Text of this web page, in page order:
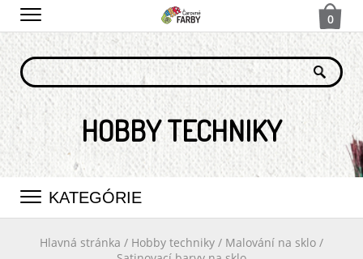
0
HOBBY TECHNIKY
KATEGÓRIE
Hlavná stránka / Hobby techniky / Malování na sklo /